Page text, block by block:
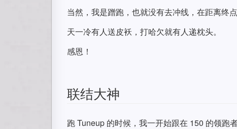
当然，我是蹭跑，也就没有去冲线，在距离终
天一冷有人送皮袄，打哈欠就有人递枕头。
感恩！
联结大神
跑 Tuneup 的时候，我一开始跟在 150 的领跑